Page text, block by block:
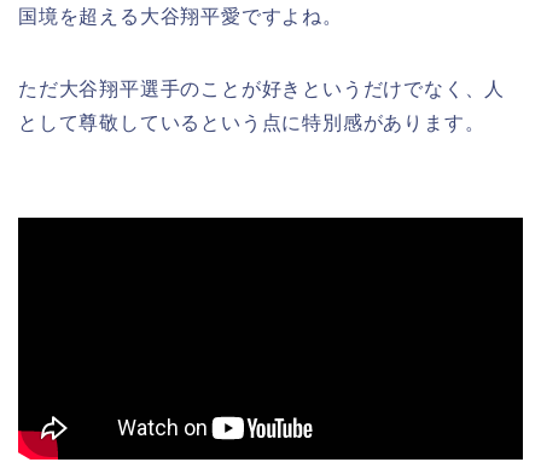
国境を超える大谷翔平愛ですよね。
ただ大谷翔平選手のことが好きというだけでなく、人
として尊敬しているという点に特別感があります。